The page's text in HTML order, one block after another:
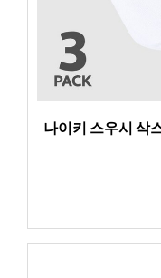
나이키 스우시 삭